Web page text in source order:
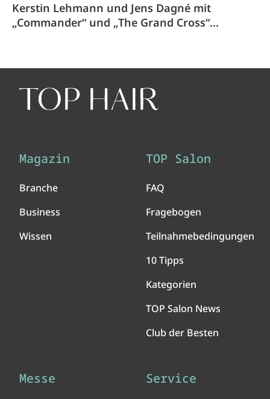
Kerstin Lehmann und Jens Dagné mit
„Commander“ und „The Grand Cross“
Magazin
Branche
Business
Wissen
TOP Salon
FAQ
Fragebogen
Teilnahmebedingungen
10 Tipps
Kategorien
TOP Salon News
Club der Besten
Messe Service